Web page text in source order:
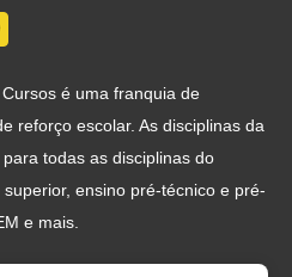
é uma franquia de
reforço escolar. As disciplinas da
todas as disciplinas do
ensino pré-técnico e pré-
e mais.